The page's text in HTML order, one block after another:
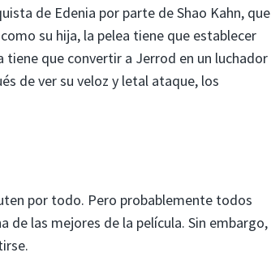
de Edenia por parte de Shao Kahn, que
su hija, la pelea tiene que establecer
tiene que convertir a Jerrod en un luchador
de ver su veloz y letal ataque, los
por todo. Pero probablemente todos
de las mejores de la película. Sin embargo,